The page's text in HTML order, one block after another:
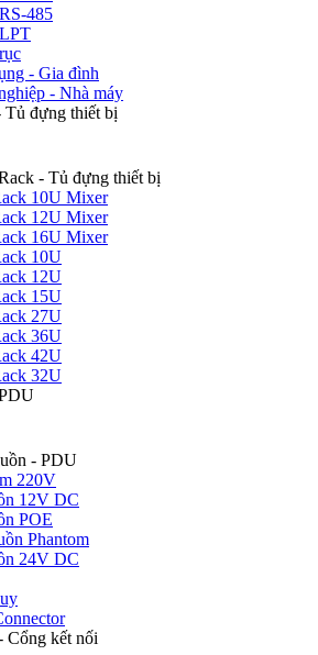
485
- Gia đình
- Nhà máy
Tủ đựng thiết bị
- Tủ đựng thiết bị
10U Mixer
12U Mixer
16U Mixer
10U
12U
15U
27U
36U
42U
32U
- PDU
220V
12V DC
POE
Phantom
24V DC
Cổng kết nối